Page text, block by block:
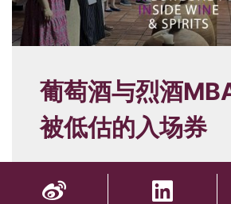
葡萄酒与烈酒
被低估的入场券
更多